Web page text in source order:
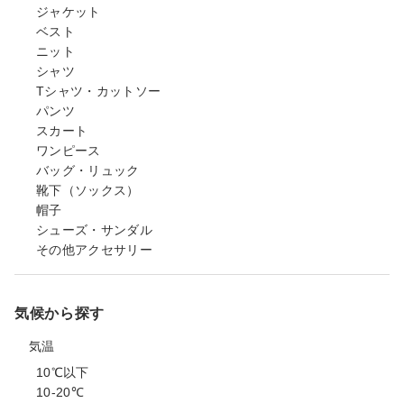
ジャケット
ベスト
ニット
シャツ
Tシャツ・カットソー
パンツ
スカート
ワンピース
バッグ・リュック
靴下（ソックス）
帽子
シューズ・サンダル
その他アクセサリー
気候から探す
気温
10℃以下
10-20℃